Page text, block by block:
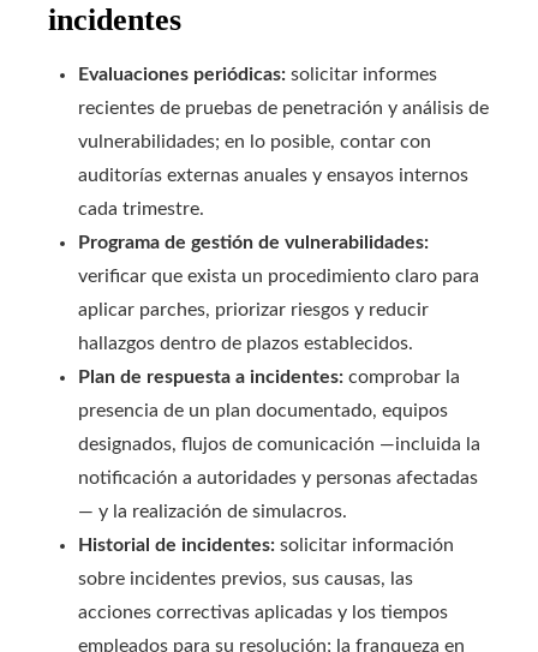
incidentes
Evaluaciones periódicas: solicitar informes
recientes de pruebas de penetración y análisis de
vulnerabilidades; en lo posible, contar con
auditorías externas anuales y ensayos internos
cada trimestre.
Programa de gestión de vulnerabilidades:
verificar que exista un procedimiento claro para
aplicar parches, priorizar riesgos y reducir
hallazgos dentro de plazos establecidos.
Plan de respuesta a incidentes: comprobar la
presencia de un plan documentado, equipos
designados, flujos de comunicación —incluida la
notificación a autoridades y personas afectadas
— y la realización de simulacros.
Historial de incidentes: solicitar información
sobre incidentes previos, sus causas, las
acciones correctivas aplicadas y los tiempos
empleados para su resolución; la franqueza en